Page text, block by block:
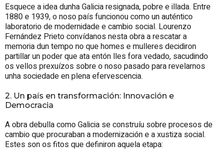
Esquece a idea dunha Galicia resignada, pobre e illada. Entre
1880 e 1939, o noso país funcionou como un auténtico
laboratorio de modernidade e cambio social. Lourenzo
Fernández Prieto convídanos nesta obra a rescatar a
memoria dun tempo no que homes e mulleres decidiron
partillar un poder que ata entón lles fora vedado, sacudindo
os vellos prexuízos sobre o noso pasado para revelarnos
unha sociedade en plena efervescencia.
2. Un país en transformación: Innovación e
Democracia
A obra debulla como Galicia se construíu sobre procesos de
cambio que procuraban a modernización e a xustiza social.
Estes son os fitos que definiron aquela etapa: